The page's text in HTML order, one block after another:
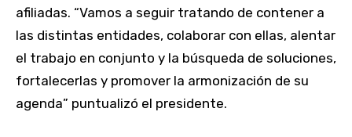
afiliadas. “Vamos a seguir tratando de contener a
las distintas entidades, colaborar con ellas, alentar
el trabajo en conjunto y la búsqueda de soluciones,
fortalecerlas y promover la armonización de su
agenda” puntualizó el presidente.